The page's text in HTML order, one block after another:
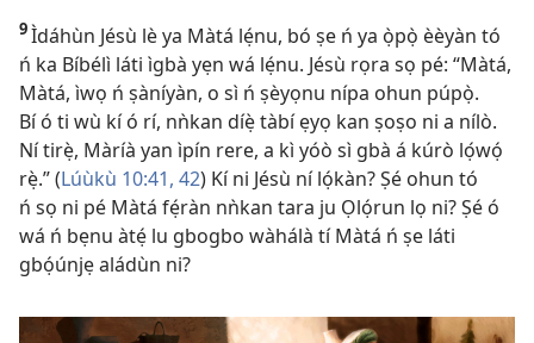
9Ìdáhùn Jésù lè ya Màtá lẹ́nu, bó ṣe ń ya ọ̀pọ̀ èèyàn tó
ń ka Bíbélì láti ìgbà yẹn wá lẹ́nu. Jésù rọra sọ pé: “Màtá,
Màtá, ìwọ ń ṣàníyàn, o sì ń ṣèyọnu nípa ohun púpọ̀.
Bí ó ti wù kí ó rí, nǹkan díẹ̀ tàbí ẹyọ kan ṣoṣo ni a nílò.
Ní tirẹ̀, Màríà yan ìpín rere, a kì yóò sì gbà á kúrò lọ́wọ́
rẹ̀.” (Lúùkù 10:41, 42) Kí ni Jésù ní lọ́kàn? Ṣé ohun tó
ń sọ ni pé Màtá fẹ́ràn nǹkan tara ju Ọlọ́run lọ ni? Ṣé ó
wá ń bẹnu àtẹ́ lu gbogbo wàhálà tí Màtá ń ṣe láti
gbọ́únjẹ aládùn ni?